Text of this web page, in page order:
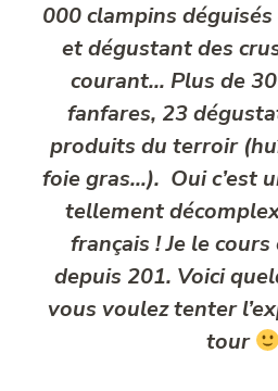
000 clampins
et dégustant des
courant… Plus de
fanfares, 23
produits du terroir
foie gras…). Oui c’est
tellement
français ! Je le
depuis 201. Voici
vous voulez tenter
tour